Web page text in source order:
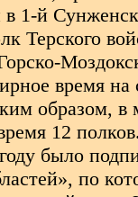
1-й
Терского
время
образом, в
12
было
по